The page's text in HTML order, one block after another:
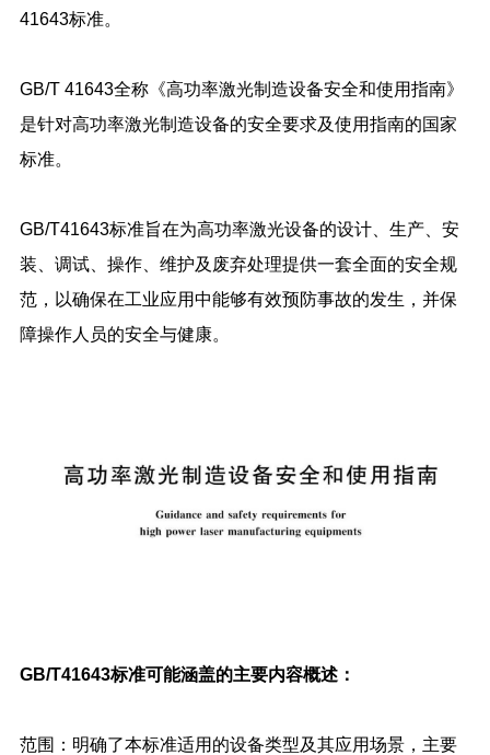
41643标准。
GB/T 41643全称《高功率激光制造设备安全和使用指南》
是针对高功率激光制造设备的安全要求及使用指南的国家
标准。
GB/T41643标准旨在为高功率激光设备的设计、生产、安
装、调试、操作、维护及废弃处理提供一套全面的安全规
范，以确保在工业应用中能够有效预防事故的发生，并保
障操作人员的安全与健康。
GB/T41643标准可能涵盖的主要内容概述：
范围：明确了本标准适用的设备类型及其应用场景，主要